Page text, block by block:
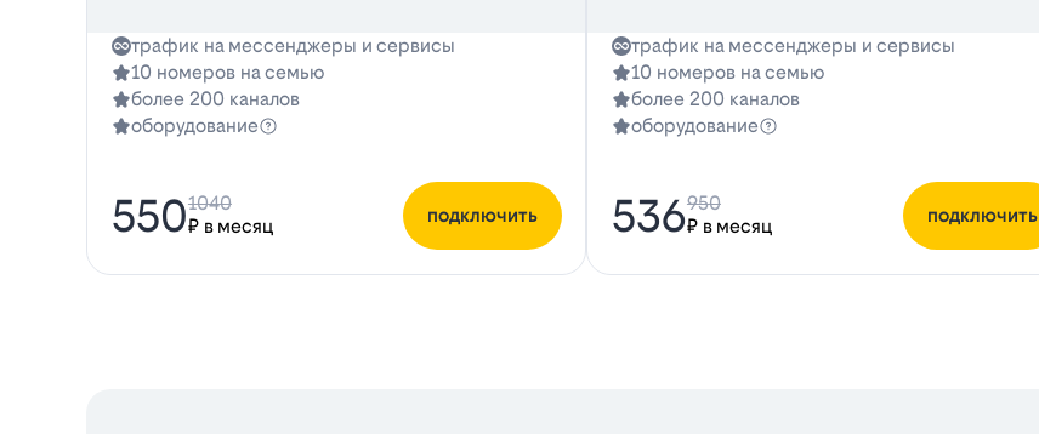
трафик на мессенджеры и сервисы
10 номеров на семью
более 200 каналов
оборудование
550₽ в месяц
1040
подключить
трафик на мессенджеры и сервисы
10 номеров на семью
более 200 каналов
оборудование
536₽ в месяц
950
подключить